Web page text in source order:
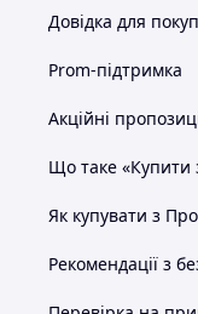
Довідка для
Prom-підтримка
Акційні
Що таке «Купити
Як купувати з
Рекомендації з